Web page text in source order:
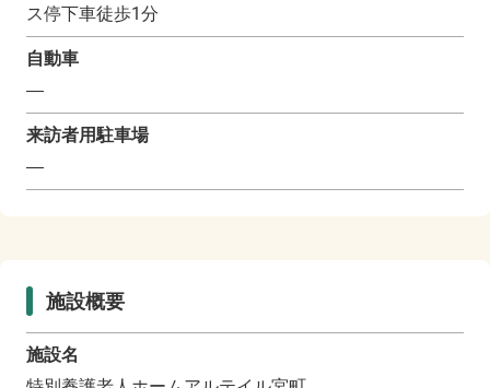
ス停下車徒歩1分
自動車
―
来訪者用駐車場
―
施設概要
施設名